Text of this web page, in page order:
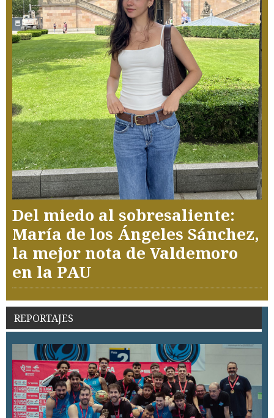
Del miedo al sobresaliente:
María de los Ángeles Sánchez,
la mejor nota de Valdemoro
en la PAU
REPORTAJES